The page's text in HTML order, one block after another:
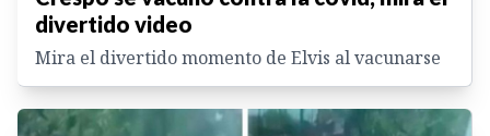
divertido video
Mira el divertido momento de Elvis al vacunarse